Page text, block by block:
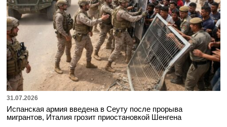
31.07.2026
Испанская армия введена в Сеуту после прорыва
мигрантов, Италия грозит приостановкой Шенгена